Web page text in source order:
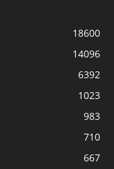
18600
14096
6392
1023
983
710
667